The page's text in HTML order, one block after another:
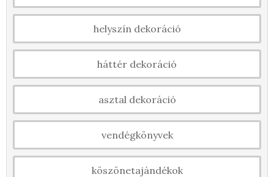
helyszín dekoráció
háttér dekoráció
asztal dekoráció
vendégkönyvek
köszönetajándékok